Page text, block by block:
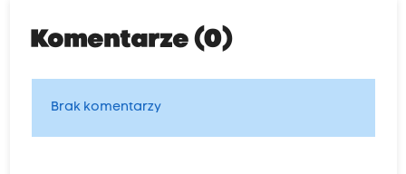
Komentarze (0)
Brak komentarzy